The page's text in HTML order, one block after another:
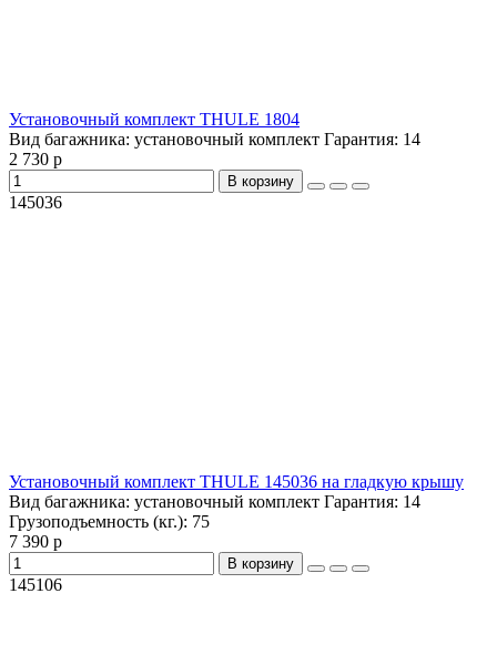
Установочный комплект THULE 1804
Вид багажника: установочный комплект Гарантия: 14
2 730 р
В корзину
145036
Установочный комплект THULE 145036 на гладкую крышу
Вид багажника: установочный комплект Гарантия: 14
Грузоподъемность (кг.): 75
7 390 р
В корзину
145106